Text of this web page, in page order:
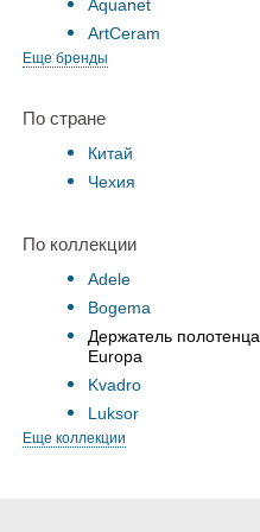
Aquanet
ArtCeram
Еще бренды
По стране
Китай
Чехия
По коллекции
Adele
Bogema
Держатель полотенца
Europa
Kvadro
Luksor
Еще коллекции